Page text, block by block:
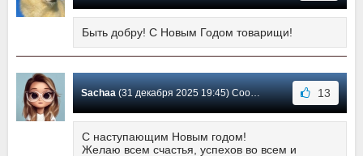
Быть добру! С Новым Годом товарищи!
Sachaa(31 декабря 2025 19:45) Сообщение #39 13
С наступающим Новым годом!
Желаю всем счастья, успехов во всем и